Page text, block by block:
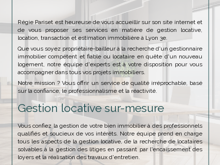
Régie Pariset est heureuse de vous accueillir sur son site internet et
de vous proposer ses services en matière de gestion locative,
location, transaction et estimation immobilière à Lyon 3e.
Que vous soyez propriétaire-bailleur à la recherche d'un gestionnaire
immobilier compétent et fiable ou locataire en quête d'un nouveau
logement, notre équipe d'experts est à votre disposition pour vous
accompagner dans tous vos projets immobiliers.
Notre mission ? Vous offrir un service de qualité irréprochable, basé
sur la confiance, le professionnalisme et la réactivité.
Gestion locative sur-mesure
Vous confiez la gestion de votre bien immobilier à des professionnels
qualifiés et soucieux de vos intérêts. Notre équipe prend en charge
tous les aspects de la gestion locative, de la recherche de locataires
solvables à la gestion des litiges en passant par l'encaissement des
loyers et la réalisation des travaux d'entretien.